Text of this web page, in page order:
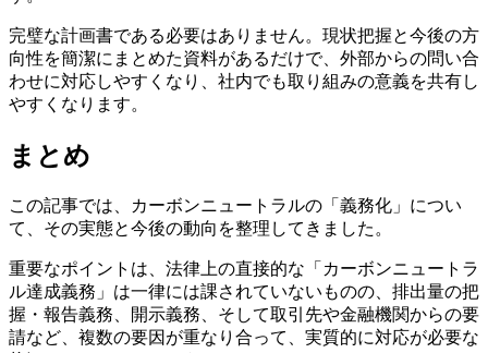
完璧な計画書である必要はありません。現状把握と今後の方
向性を簡潔にまとめた資料があるだけで、外部からの問い合
わせに対応しやすくなり、社内でも取り組みの意義を共有し
やすくなります。
まとめ
この記事では、カーボンニュートラルの「義務化」につい
て、その実態と今後の動向を整理してきました。
重要なポイントは、法律上の直接的な「カーボンニュートラ
ル達成義務」は一律には課されていないものの、排出量の把
握・報告義務、開示義務、そして取引先や金融機関からの要
請など、複数の要因が重なり合って、実質的に対応が必要な